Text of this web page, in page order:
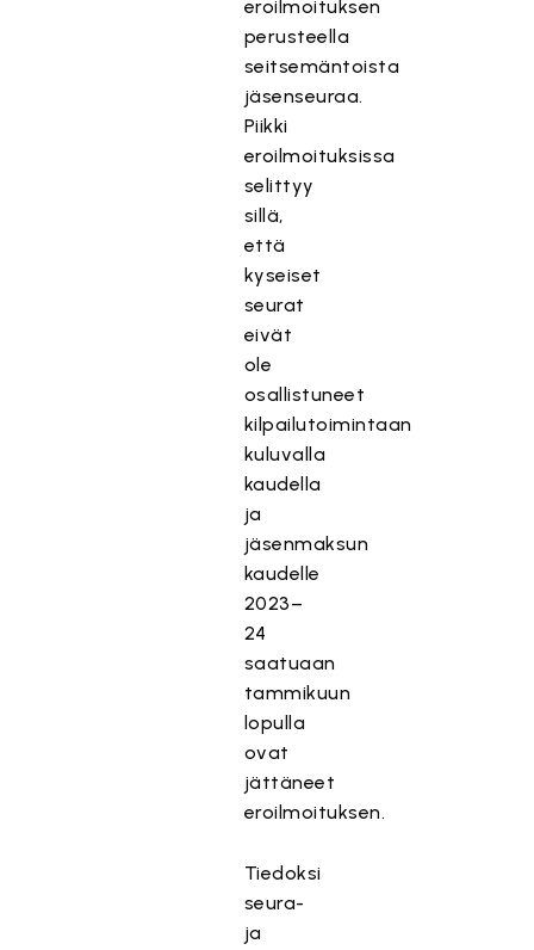
eroilmoituksen
perusteella
seitsemäntoista
jäsenseuraa.
Piikki
eroilmoituksissa
selittyy
sillä,
että
kyseiset
seurat
eivät
ole
osallistuneet
kilpailutoimintaan
kuluvalla
kaudella
ja
jäsenmaksun
kaudelle
2023–
24
saatuaan
tammikuun
lopulla
ovat
jättäneet
eroilmoituksen.
Tiedoksi
seura-
ja